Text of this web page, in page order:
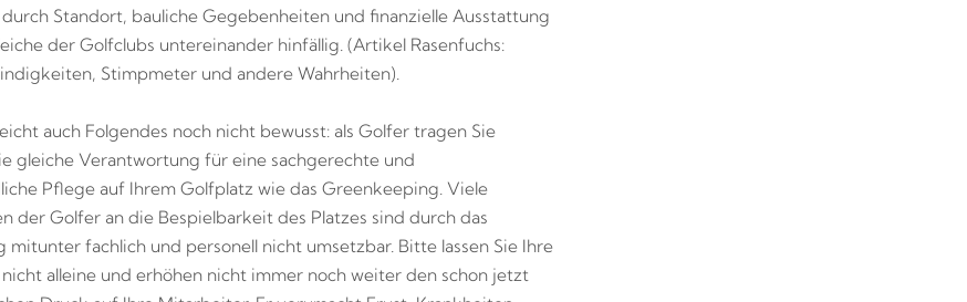
Standort, bauliche Gegebenheiten und finanzielle Ausstattung
der Golfclubs untereinander hinfällig. (Artikel Rasenfuchs:
Stimpmeter und andere Wahrheiten).
auch Folgendes noch nicht bewusst: als Golfer tragen Sie
gleiche Verantwortung für eine sachgerechte und
Pflege auf Ihrem Golfplatz wie das Greenkeeping. Viele
der Golfer an die Bespielbarkeit des Platzes sind durch das
mitunter fachlich und personell nicht umsetzbar. Bitte lassen Sie Ihre
alleine und erhöhen nicht immer noch weiter den schon jetzt